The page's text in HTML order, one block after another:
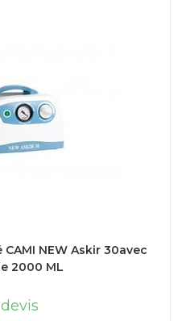
NEW Askir 30avec
2000 ML